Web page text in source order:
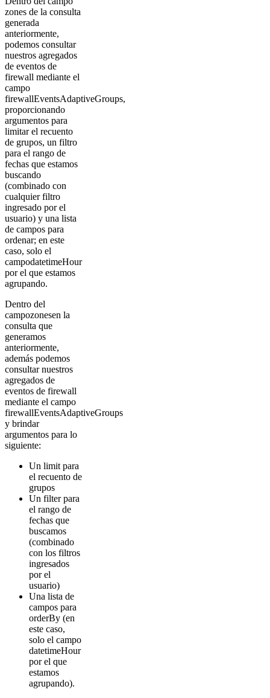
zones de la consulta
generada
anteriormente,
podemos consultar
nuestros agregados
de eventos de
firewall mediante el
campo
firewallEventsAdaptiveGroups,
proporcionando
argumentos para
limitar el recuento
de grupos, un filtro
para el rango de
fechas que estamos
buscando
(combinado con
cualquier filtro
ingresado por el
usuario) y una lista
de campos para
ordenar; en este
caso, solo el
campodatetimeHour
por el que estamos
agrupando.
Dentro del
campozonesen la
consulta que
generamos
anteriormente,
además podemos
consultar nuestros
agregados de
eventos de firewall
mediante el campo
firewallEventsAdaptiveGroups
y brindar
argumentos para lo
siguiente:
Un limit para
el recuento de
grupos
Un filter para
el rango de
fechas que
buscamos
(combinado
con los filtros
ingresados
por el
usuario)
Una lista de
campos para
orderBy (en
este caso,
solo el campo
datetimeHour
por el que
estamos
agrupando).